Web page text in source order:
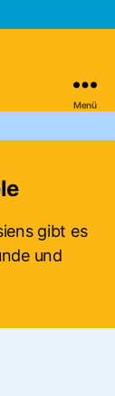
Menü
gibt es
und